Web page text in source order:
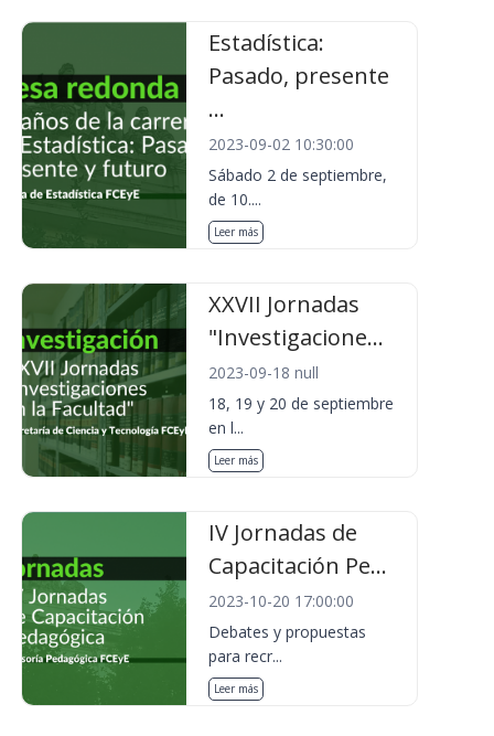
Estadística:
Pasado, presente
...
2023-09-02 10:30:00
Sábado 2 de septiembre,
de 10....
Leer más
XXVII Jornadas
"Investigacione...
2023-09-18 null
18, 19 y 20 de septiembre
en l...
Leer más
IV Jornadas de
Capacitación Pe...
2023-10-20 17:00:00
Debates y propuestas
para recr...
Leer más